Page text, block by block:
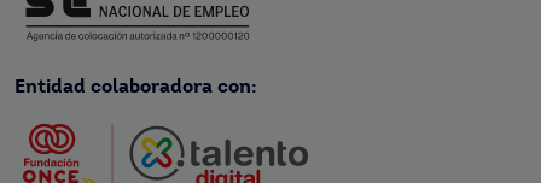
Entidad colaboradora con: